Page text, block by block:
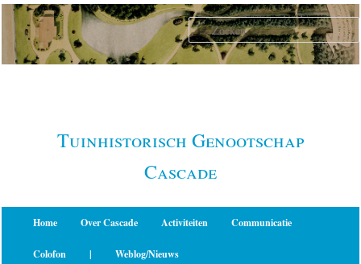
Spring
naar
primaire
Tuinhistorisch Genootschap
Cascade
Home Over Cascade Activiteiten Communicatie
Colofon | Weblog/Nieuws